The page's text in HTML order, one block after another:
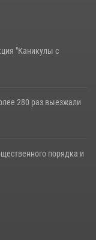
"Каникулы с
280 раз выезжали
порядка и